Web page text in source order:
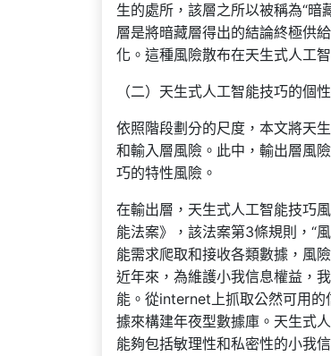
生的處所，該層之所以被稱為“
層是將暗藏層得出的結論終極供
化。這種風險散布在天生式人工
（二）天生式人工智能技巧的個
依照階段劃分的尺度，本文將天
和輸入層風險。此中，輸出層風
巧的特性風險。
在輸出層，天生式人工智能技巧
能法案》，該法案第3條規則，“
能需求爬取和接收各類數據，風
近年來，為維護小我信息權益，
能。從internet上抓取公然可用
據來構建年夜型數據庫。天生式
能夠包括敏理性和私密性的小我